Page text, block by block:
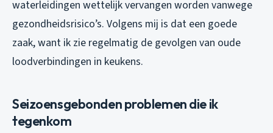
waterleidingen wettelijk vervangen worden vanwege
gezondheidsrisico’s. Volgens mij is dat een goede
zaak, want ik zie regelmatig de gevolgen van oude
loodverbindingen in keukens.
Seizoensgebonden problemen die ik
tegenkom